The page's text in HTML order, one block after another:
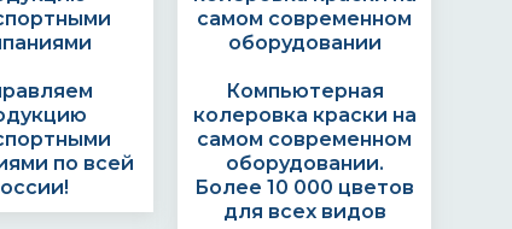
по всей
Компьютерная
колеровка краски на
самом современном
оборудовании.
Более 10 000 цветов
для всех видов